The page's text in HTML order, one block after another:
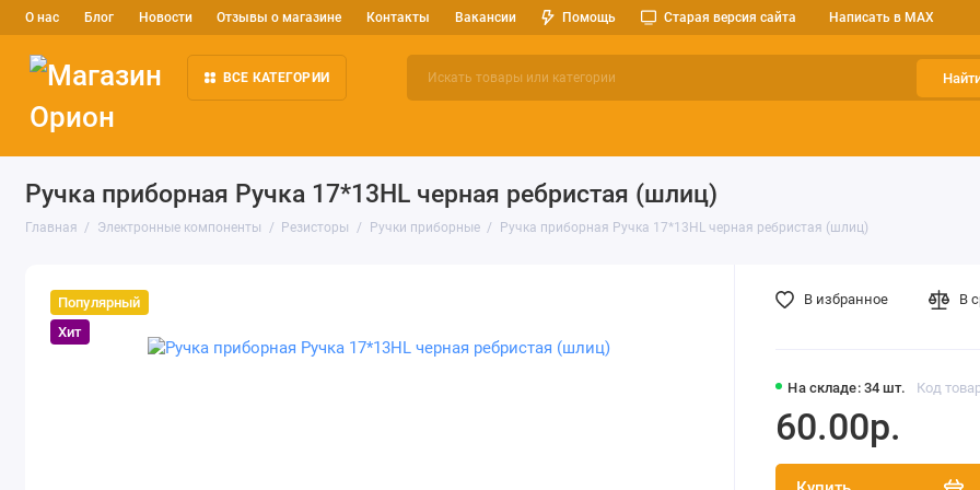
О нас Блог Новости Отзывы о магазине Контакты Вакансии Помощь Старая версия сайта Написать в MAX
ВСЕ КАТЕГОРИИ
Электронные компоненты
Ручка приборная Ручка 17*13HL черная ребристая (шлиц)
Главная Электронные компоненты Резисторы Ручки приборные Ручка приборная Ручка 17*13HL черная ребристая (шлиц)
Популярный
Хит
На складе: 34 шт. Код
60.00р.
В избранное В